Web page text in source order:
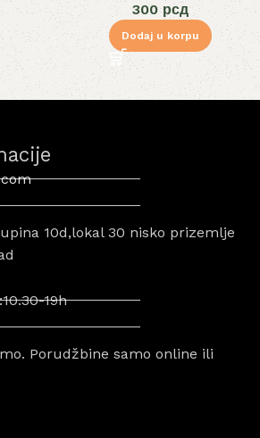
300рсд
Dodaj u korpu
10d,lokal 30 nisko prizemlje
19h
Porudžbine samo online ili